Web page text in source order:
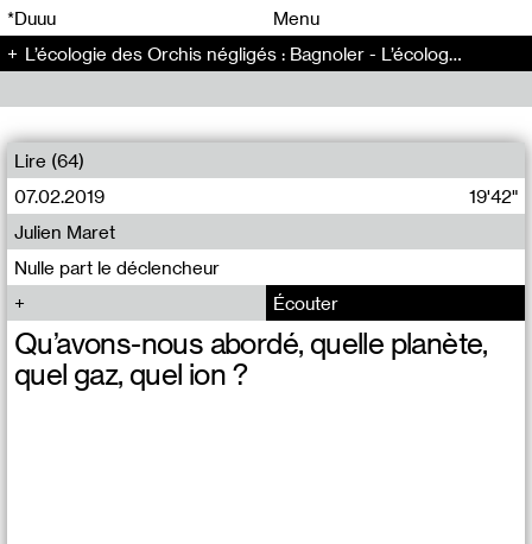
*Duuu
Menu
L’écologie des Orchis négligés : Bagnoler - L’écologie des Orchis négligés (3)
Lire (64)
07.02.2019
19'42"
Nulle part le déclencheur
Julien Maret
Écouter
Qu’avons-nous abordé, quelle planète,
quel gaz, quel ion ?
00 00
00 00